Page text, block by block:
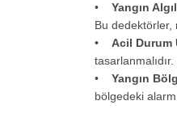
• Yangın
Bu dedektörler,
• Acil Durum
•
Yangın
bölgedeki alarm